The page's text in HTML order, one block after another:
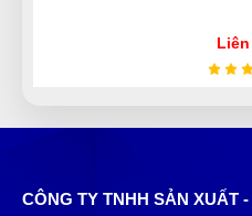
quá là chất lượng. 1000
ĐP
(Đánh giá 1 năm trước)
CÔNG TY TNHH SẢN XUẤT